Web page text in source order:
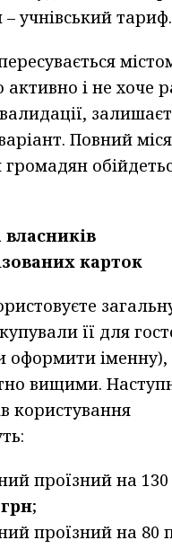
– учнівський тариф.
і не хоче
Повний
громадян
карток
її для
оформити
вищими.
користування
проїзний на 130
грн;
проїзний на 80